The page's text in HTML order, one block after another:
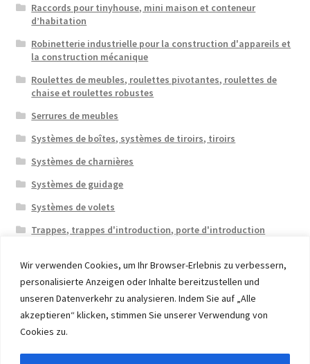
Wir verwenden Cookies, um Ihr Browser-Erlebnis zu verbessern,
personalisierte Anzeigen oder Inhalte bereitzustellen und
unseren Datenverkehr zu analysieren. Indem Sie auf „Alle
akzeptieren“ klicken, stimmen Sie unserer Verwendung von
Cookies zu.
Raccords pour tinyhouse, mini maison et conteneur
d’habitation
Robinetterie industrielle pour la construction d'appareils et
la construction mécanique
Roulettes de meubles, roulettes pivotantes, roulettes de
chaise et roulettes robustes
Serrures de meubles
Systèmes de boîtes, systèmes de tiroirs, tiroirs
Systèmes de charnières
Systèmes de guidage
Systèmes de volets
Trappes, trappes d'introduction, porte d'introduction
© 2026 Eruon Trade UG, Germany, member of the ERUON